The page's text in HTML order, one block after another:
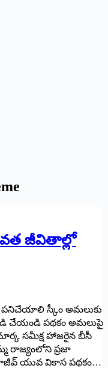
జీవితాల్లో
స్కీం అమలుకు
చేయండి పథకం అమలుపై
సమీక్ష హాజరైన బీసీ
రాజ్యంలోని ప్రజా
రాజీవ్ యువ వికాస పథకం…